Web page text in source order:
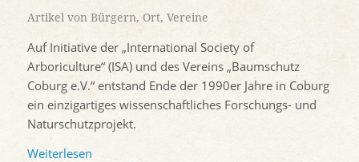
Artikel von Bürgern, Ort, Vereine
Auf Initiative der „International Society of
Arboriculture“ (ISA) und des Vereins „Baumschutz
Coburg e.V.“ entstand Ende der 1990er Jahre in Coburg
ein einzigartiges wissenschaftliches Forschungs- und
Naturschutzprojekt.
Weiterlesen